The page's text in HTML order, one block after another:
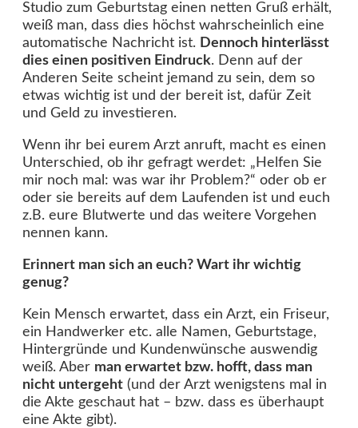
Studio zum Geburtstag einen netten Gruß erhält,
weiß man, dass dies höchst wahrscheinlich eine
automatische Nachricht ist. Dennoch hinterlässt
dies einen positiven Eindruck. Denn auf der
Anderen Seite scheint jemand zu sein, dem so
etwas wichtig ist und der bereit ist, dafür Zeit
und Geld zu investieren.
Wenn ihr bei eurem Arzt anruft, macht es einen
Unterschied, ob ihr gefragt werdet: „Helfen Sie
mir noch mal: was war ihr Problem?“ oder ob er
oder sie bereits auf dem Laufenden ist und euch
z.B. eure Blutwerte und das weitere Vorgehen
nennen kann.
Erinnert man sich an euch? Wart ihr wichtig
genug?
Kein Mensch erwartet, dass ein Arzt, ein Friseur,
ein Handwerker etc. alle Namen, Geburtstage,
Hintergründe und Kundenwünsche auswendig
weiß. Aber man erwartet bzw. hofft, dass man
nicht untergeht (und der Arzt wenigstens mal in
die Akte geschaut hat – bzw. dass es überhaupt
eine Akte gibt).